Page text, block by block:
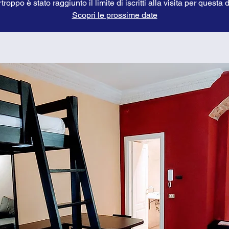
è stato raggiunto il limite di iscritti alla visita per questa
Scopri le prossime date